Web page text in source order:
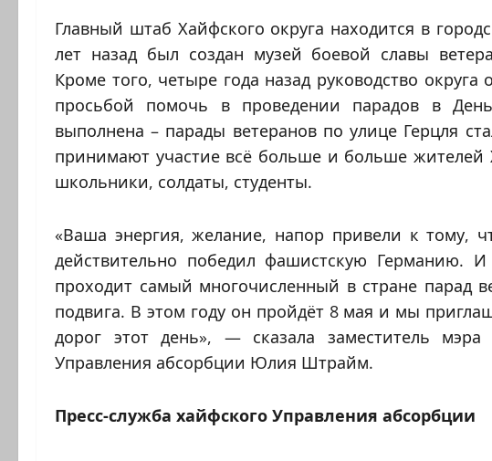
Главный штаб Хайфского округа находится в
лет назад был создан музей боевой славы
Кроме того, четыре года назад руководство
просьбой помочь в проведении парадов в
выполнена – парады ветеранов по улице Герцля
принимают участие всё больше и больше
школьники, солдаты, студенты.
«Ваша энергия, желание, напор привели к тому,
действительно победил фашистскую
проходит самый многочисленный в стране парад
подвига. В этом году он пройдёт 8 мая и мы
дорог этот день», — сказала заместитель
Управления абсорбции Юлия Штрайм.
Пресс-служба хайфского Управления абсорбции